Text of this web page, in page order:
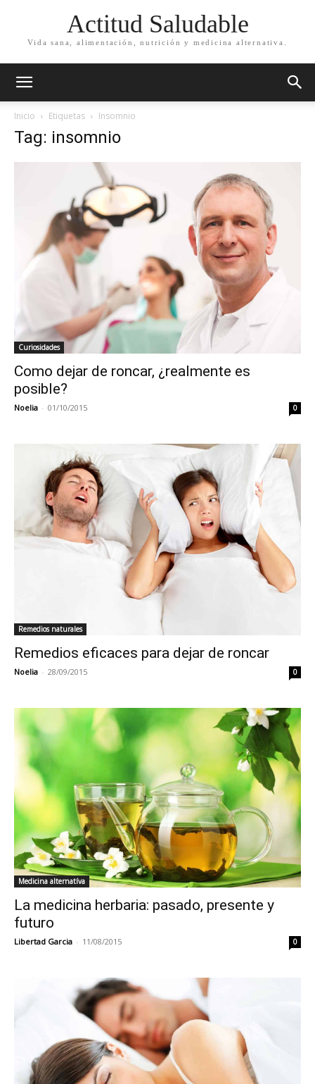
Actitud Saludable
Vida sana, alimentación, nutrición y medicina alternativa.
Inicio Etiquetas Insomnio
Tag: insomnio
Curiosidades
Como dejar de roncar, ¿realmente es
posible?
Noelia - 01/10/2015 0
Remedios naturales
Remedios eficaces para dejar de roncar
Noelia - 28/09/2015 0
Medicina alternatíva
La medicina herbaria: pasado, presente y
futuro
Libertad Garcia - 11/08/2015 0